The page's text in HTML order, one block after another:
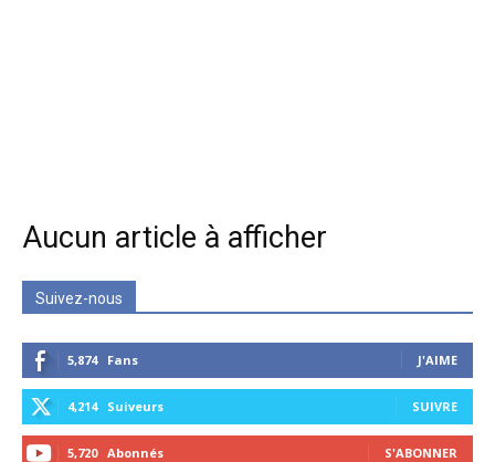
Aucun article à afficher
Suivez-nous
5,874 Fans J'AIME
4,214 Suiveurs SUIVRE
5,720 Abonnés S'ABONNER